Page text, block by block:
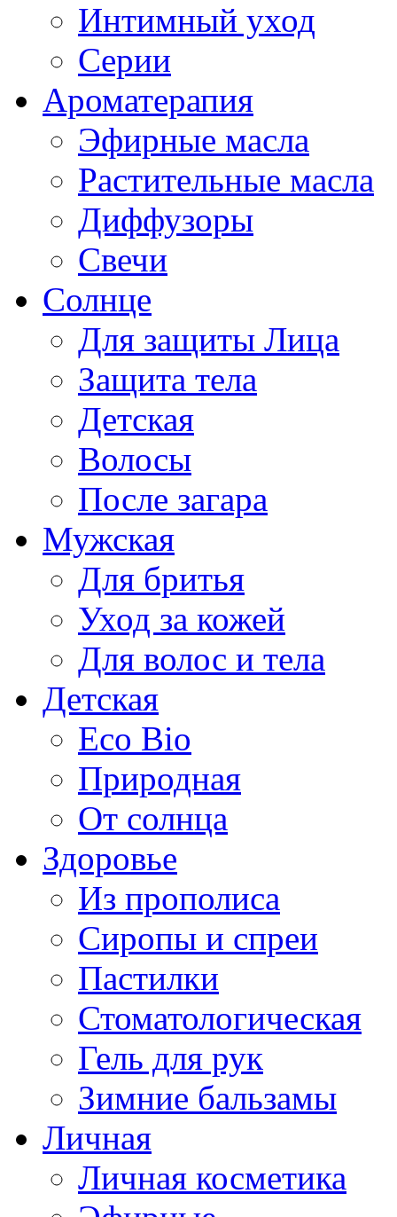
Интимный уход
Серии
Ароматерапия
Эфирные масла
Растительные масла
Диффузоры
Свечи
Солнце
Для защиты Лица
Защита тела
Детская
Волосы
После загара
Мужская
Для бритья
Уход за кожей
Для волос и тела
Детская
Eco Bio
Природная
От солнца
Здоровье
Из прополиса
Сиропы и спреи
Пастилки
Стоматологическая
Гель для рук
Зимние бальзамы
Личная
Личная косметика